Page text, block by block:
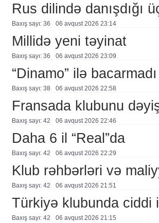
Rus dilində danışdığı
Baxış sayı: 36 06 avqust 2026 23:14
Millidə yeni təyinat
Baxış sayı: 36 06 avqust 2026 23:09
“Dinamo” ilə bacarmadı
Baxış sayı: 38 06 avqust 2026 22:58
Fransada klubunu
Baxış sayı: 42 06 avqust 2026 22:46
Daha 6 il “Real”da
Baxış sayı: 42 06 avqust 2026 22:29
Klub rəhbərləri və
Baxış sayı: 42 06 avqust 2026 21:51
Türkiyə klubunda ciddi
Baxış sayı: 42 06 avqust 2026 21:15